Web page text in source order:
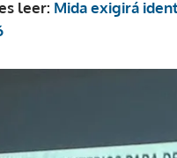
leer: Mida exigirá